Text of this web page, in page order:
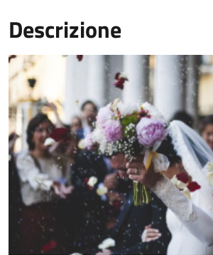
Descrizione